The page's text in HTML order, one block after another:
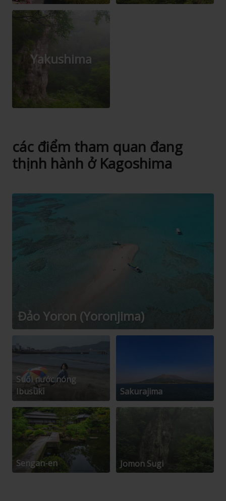
Yakushima
các điểm tham quan đang
thịnh hành ở Kagoshima
Đảo Yoron (Yoronjima)
Suối nước nóng
Ibusuki
Sakurajima
Sengan-en Jomon Sugi